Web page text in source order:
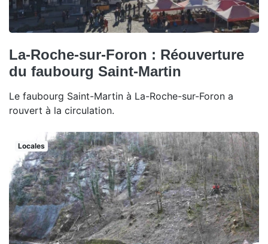
La-Roche-sur-Foron : Réouverture
du faubourg Saint-Martin
Le faubourg Saint-Martin à La-Roche-sur-Foron a
rouvert à la circulation.
Locales